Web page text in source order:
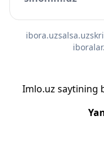
ibora.uzsalsa.uz
Imlo.uz saytining